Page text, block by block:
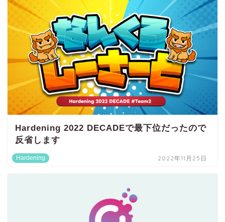
Hardening
Hardening 2022 DECADEで最下位だったので
反省します
2022年11月25日